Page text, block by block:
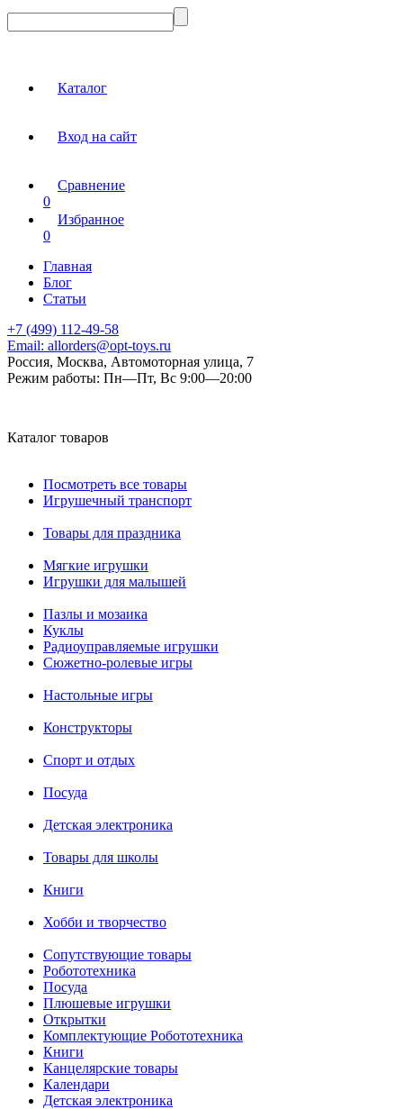
Каталог
Вход на сайт
Сравнение
0
Избранное
0
Главная
Блог
Статьи
+7 (499) 112-49-58
Email: allorders@opt-toys.ru
Россия, Москва, Автомоторная улица, 7
Режим работы: Пн—Пт, Вс 9:00—20:00
Каталог товаров
Посмотреть все товары
Игрушечный транспорт
Товары для праздника
Мягкие игрушки
Игрушки для малышей
Пазлы и мозаика
Куклы
Радиоуправляемые игрушки
Сюжетно-ролевые игры
Настольные игры
Конструкторы
Спорт и отдых
Посуда
Детская электроника
Товары для школы
Книги
Хобби и творчество
Сопутствующие товары
Робототехника
Посуда
Плюшевые игрушки
Открытки
Комплектующие Робототехника
Книги
Канцелярские товары
Календари
Детская электроника